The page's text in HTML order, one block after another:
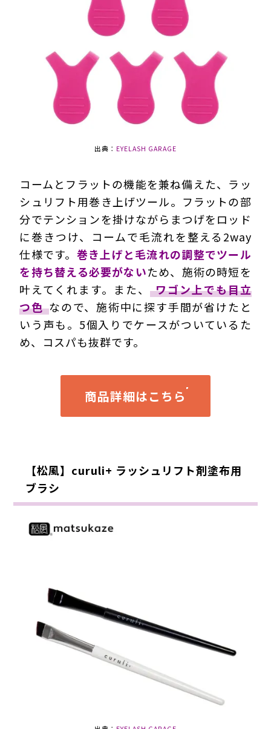
出典： EYELASH GARAGE
コームとフラットの機能を兼ね備えた、ラッ
シュリフト用巻き上げツール。フラットの部
分でテンションを掛けながらまつげをロッド
に巻きつけ、コームで毛流れを整える2way
仕様です。 巻き上げと毛流れの調整でツール
を持ち替える必要がないため、施術の時短を
叶えてくれます。また、
ワゴン上でも目立
つ色 なので、施術中に探す手間が省けたと
いう声も。5個入りでケースがついているた
め、コスパも抜群です。
商品詳細はこちら
【松風】curuli+ ラッシュリフト剤塗布用
ブラシ